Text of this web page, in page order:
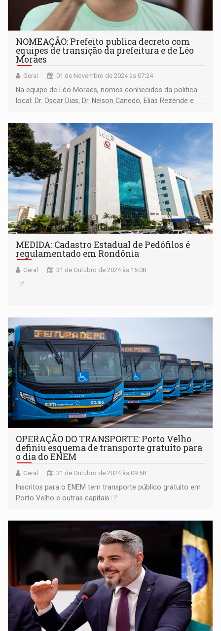
NOMEAÇÃO: Prefeito publica decreto com
equipes de transição da prefeitura e de Léo
Moraes
Geral 01 de Novembro de 2024 às 07:24
Na equipe de Léo Moraes, nomes conhecidos da politica
local: Dr. Oscar Dias, Dr. Nelson Canedo, Elias Rezende e
MEDIDA: Cadastro Estadual de Pedófilos é
regulamentado em Rondônia
Geral 31 de Outubro de 2024 às 15:08
OPERAÇÃO DO TRANSPORTE: Porto Velho
definiu esquema de transporte gratuito para
o dia do ENEM
Geral 31 de Outubro de 2024 às 09:58
Inscritos para o ENEM tem transporte público gratuito em
Porto Velho e outras capitais